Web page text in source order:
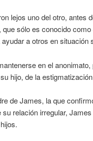
lejos uno del otro, antes
que sólo es conocido
a otros en situación
en el
hijo, de la
de James, la que
su relación irregular,